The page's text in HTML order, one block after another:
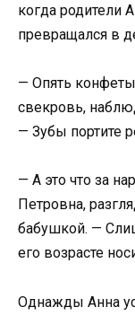
когда родители
превращался в
— Опять
свекровь,
— Зубы портите
— А это что за
Петровна,
бабушкой. —
его возрасте
Однажды Анна